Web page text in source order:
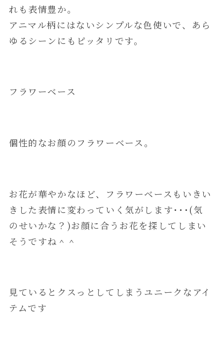
れも表情豊か。
アニマル柄にはないシンプルな色使いで、あら
ゆるシーンにもピッタリです。
フラワーベース
個性的なお顔のフラワーベース。
お花が華やかなほど、フラワーベースもいきい
きした表情に変わっていく気がします･･･(気
のせいかな？)お顔に合うお花を探してしまい
そうですね＾＾
見ているとクスっとしてしまうユニークなアイ
テムです